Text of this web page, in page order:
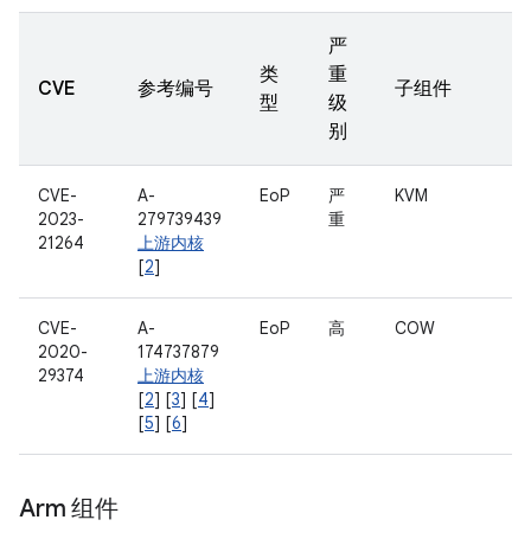
CVE 参考编号
类
型
严
重
级
别
子组件
CVE-
2023-
21264
A-
279739439
上游内核
[2]
EoP
严
重
KVM
CVE-
2020-
29374
A-
174737879
上游内核
[2] [3] [4]
[5] [6]
EoP 高 COW
Arm 组件